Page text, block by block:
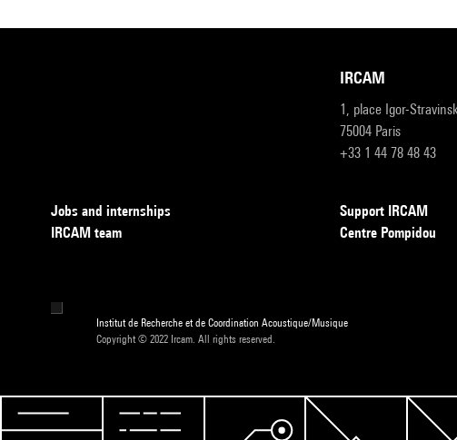
IRCAM
1, place Igor-
75004 Paris
+33 1 44 78 48 43
Jobs and internships
IRCAM team
Support IRCAM
Centre Pompidou
Institut de Recherche et de Coordination Acoustique/Musique
Copyright © 2022 Ircam. All rights reserved.